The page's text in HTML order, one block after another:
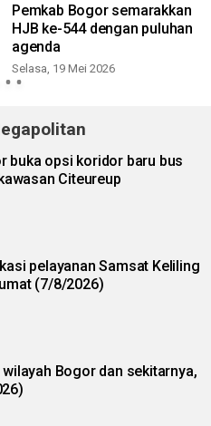
Pemkab Bogor semarakkan
HJB ke-544 dengan puluhan
agenda
Selasa, 19 Mei 2026
buka opsi koridor baru bus
Citeureup
pelayanan Samsat Keliling
(7/8/2026)
Bogor dan sekitarnya,